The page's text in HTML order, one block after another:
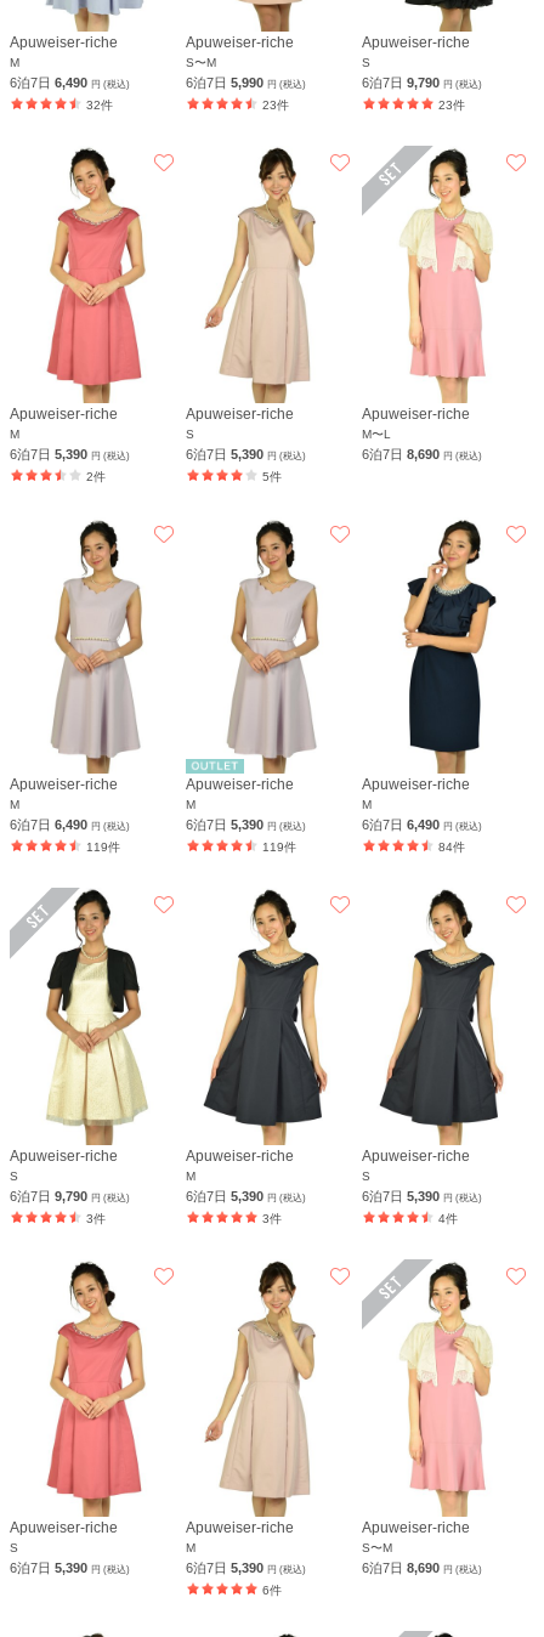
Apuweiser-riche
M
6泊7日 6,490 円 (税込)
32件
Apuweiser-riche
S〜M
6泊7日5,990円 (税込)
23件
Apuweiser-riche
S
6泊7日9,790円 (税込)
23件
Apuweiser-riche
M
6泊7日 5,390 円 (税込)
2件
Apuweiser-riche
S
6泊7日5,390円 (税込)
5件
Apuweiser-riche
M〜L
6泊7日8,690円 (税込)
Apuweiser-riche
M
6泊7日 6,490 円 (税込)
119件
Apuweiser-riche
M
6泊7日5,390円 (税込)
119件
Apuweiser-riche
M
6泊7日6,490円 (税込)
84件
Apuweiser-riche
S
6泊7日 9,790 円 (税込)
3件
Apuweiser-riche
M
6泊7日5,390円 (税込)
3件
Apuweiser-riche
S
6泊7日5,390円 (税込)
4件
Apuweiser-riche
S
6泊7日 5,390 円 (税込)
Apuweiser-riche
M
6泊7日5,390円 (税込)
6件
Apuweiser-riche
S〜M
6泊7日8,690円 (税込)